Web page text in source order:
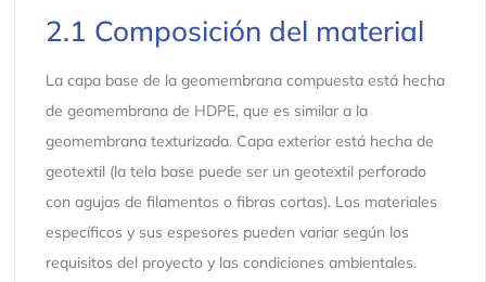
2.1 Composición del material
La capa base de la geomembrana compuesta está hecha
de geomembrana de HDPE, que es similar a la
geomembrana texturizada. Capa exterior está hecha de
geotextil (la tela base puede ser un geotextil perforado
con agujas de filamentos o fibras cortas). Los materiales
específicos y sus espesores pueden variar según los
requisitos del proyecto y las condiciones ambientales.